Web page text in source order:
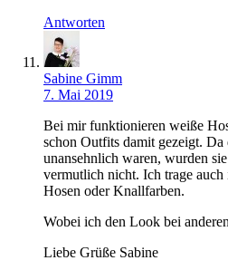
Antworten
Sabine Gimm
7. Mai 2019
Bei mir funktionieren weiße
schon Outfits damit gezeigt.
unansehnlich waren, wurden
vermutlich nicht. Ich trage
Hosen oder Knallfarben.
Wobei ich den Look bei
Liebe Grüße Sabine